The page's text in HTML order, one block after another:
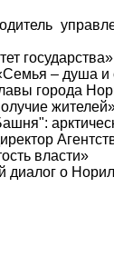
государства»
– душа и
города
власти»
диалог о